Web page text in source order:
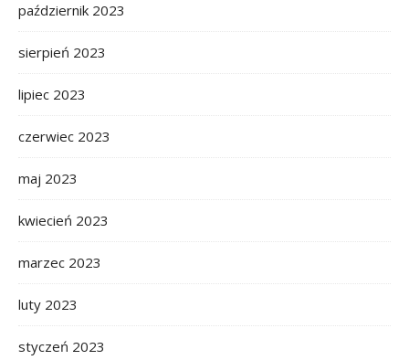
październik 2023
sierpień 2023
lipiec 2023
czerwiec 2023
maj 2023
kwiecień 2023
marzec 2023
luty 2023
styczeń 2023